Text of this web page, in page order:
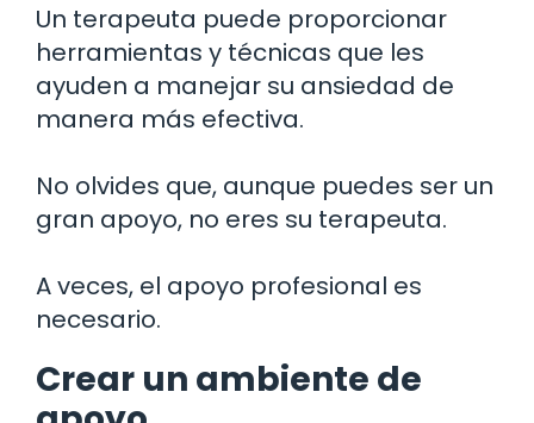
Un terapeuta puede proporcionar
herramientas y técnicas que les
ayuden a manejar su ansiedad de
manera más efectiva.
No olvides que, aunque puedes ser un
gran apoyo, no eres su terapeuta.
A veces, el apoyo profesional es
necesario.
Crear un ambiente de